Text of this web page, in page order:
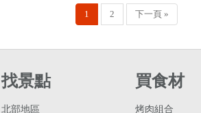
1 2 下一頁 »
找景點
北部地區
買食材
烤肉組合